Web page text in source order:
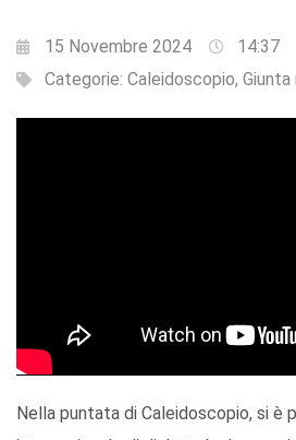
15 Novembre 2024
14:37
Categorie: Caleidoscopio, Giunta
Nella puntata di Caleidoscopio, si è